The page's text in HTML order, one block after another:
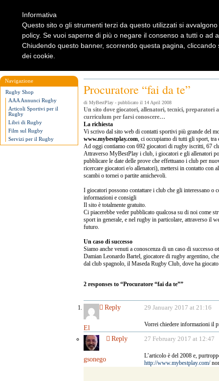
Navigazione
Rugby Shop
AAA Annunci Rugby
Articoli Sportivi per il
Rugby
Libri di Rugby
Film sul Rugby
Servizi per il Rugby
Procuratore “fai da te”
di MyBestPlay - pubblicato il 14 April 2008
Un sito dove giocatori, allenatori, tecnici, preparatori
curriculum per farsi conoscere…
La richiesta
Vi scrivo dal sito web di contatti sportivi più grande del
www.mybestplay.com, ci occupiamo di tutti gli sport,
Ad oggi contiamo con 692 giocatori di rugby iscritti, 67
Attraverso MyBestPlay i club, i giocatori e gli allenatori
pubblicare le date delle prove che effettuano i club per
ricercare giocatori e/o allenatori), mettersi in contatto con
scambi o tornei o partite amichevoli.
I giocatori possono contattare i club che gli interessano o
informazioni e consigli
Il sito è totalmente gratuito.
Ci piacerebbe veder pubblicato qualcosa su di noi come
sport in generale, e nel rugby in particolare, attraverso il
futuro.
Un caso di successo
Siamo anche venuti a conoscenza di un caso di successo
Damian Leonardo Bartel, giocatore di rugby argentino,
dal club spagnolo, il Maseda Rugby Club, dove ha
2 responses to “Procuratore “fai da te””
El
29 January 2017 at 21:16
Vorrei chiedere informazioni il
Reply
gsonego
27 February 2017 at 12:47
L’articolo è del 2008 e,
http://www.mybestplay.com/
Reply
Informativa
Questo sito o gli strumenti terzi da questo utilizzati si
policy. Se vuoi saperne di più o negare il consenso a tutti o ad
Chiudendo questo banner, scorrendo questa pagina,
dei cookie.